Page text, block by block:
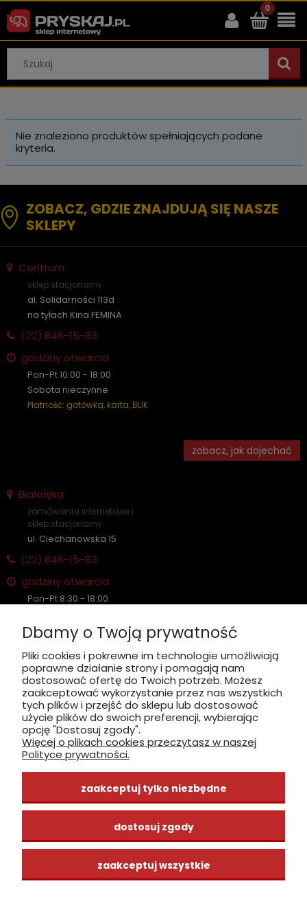
Nie znaleziono produktów spełniających podane
kryteria.
ZOBACZ, GDZIE ZNAJDUJĄ SIĘ NASZE
SKLEPY
Centrum
sklep stacjonarny
al. Solidarności 113d
na tyłach Kina FEMINA
(22) 846-15-83
godziny otwarcia
Pon-Pt 10:00 - 18:00
Sobota nieczynne
Płatność: gotówka, karta, BLIK
zobacz, jak dojechać
Białołęka
zamówienia internetowe i
sklep stacjonarny
ul. Ciechanowska 15
(22) 846-15-83
godziny otwarcia
Pon-Pt 8:30 - 18:00
Płatność: gotówka, karta, BLIK
zobacz, jak dojechać
INFORMACJE
ZAKUPY
CENTRUM WIEDZY
Dbamy o Twoją prywatność
Pliki cookies i pokrewne im technologie umożliwiają
poprawne działanie strony i pomagają nam
dostosować ofertę do Twoich potrzeb. Możesz
zaakceptować wykorzystanie przez nas wszystkich
tych plików i przejść do sklepu lub dostosować
użycie plików do swoich preferencji, wybierając
opcję "Dostosuj zgody".
Więcej o plikach cookies przeczytasz w naszej
Polityce prywatności.
zaakceptuj tylko niezbędne
dostosuj zgody
zaakceptuj wszystkie